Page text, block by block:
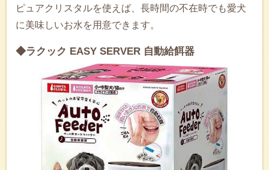
ピュアクリスタルを使えば、長時間の不在時でも愛犬
に美味しいお水を用意できます。
◆ラクック EASY SERVER 自動給餌器